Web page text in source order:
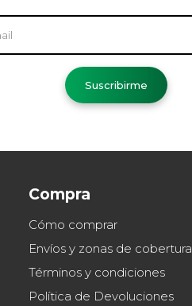
Compra
Cómo comprar
Envíos y zonas de cobertura
Términos y condiciones
Política de Devoluciones
Suscribirme